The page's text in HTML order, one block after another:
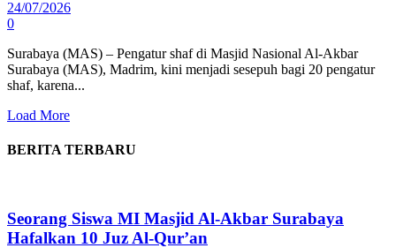
24/07/2026
0
Surabaya (MAS) – Pengatur shaf di Masjid Nasional Al-Akbar
Surabaya (MAS), Madrim, kini menjadi sesepuh bagi 20 pengatur
shaf, karena...
Load More
BERITA TERBARU
Seorang Siswa MI Masjid Al-Akbar Surabaya
Hafalkan 10 Juz Al-Qur’an